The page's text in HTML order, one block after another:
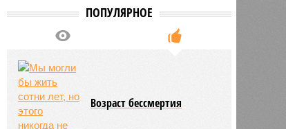
ПОПУЛЯРНОЕ
Возраст бессмертия